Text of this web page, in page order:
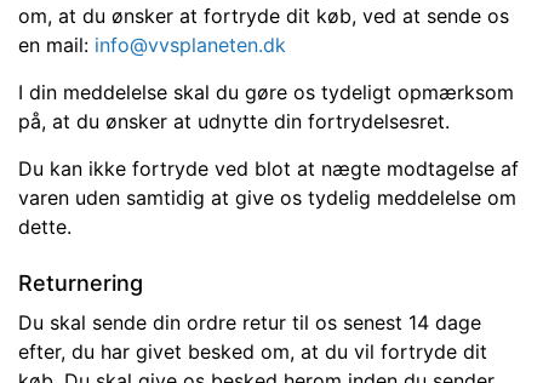
om, at du ønsker at fortryde dit køb, ved at sende os
en mail: info@vvsplaneten.dk
I din meddelelse skal du gøre os tydeligt opmærksom
på, at du ønsker at udnytte din fortrydelsesret.
Du kan ikke fortryde ved blot at nægte modtagelse af
varen uden samtidig at give os tydelig meddelelse om
dette.
Returnering
Du skal sende din ordre retur til os senest 14 dage
efter, du har givet besked om, at du vil fortryde dit